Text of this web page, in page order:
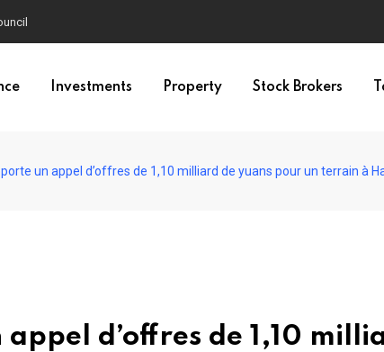
Investments Property Stock Brokers
un appel d’offres de 1,10 milliard de yuans pour un terrain à
d’offres de 1,10